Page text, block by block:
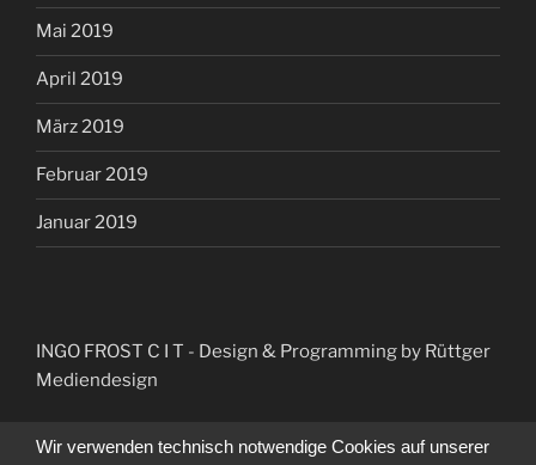
Mai 2019
April 2019
März 2019
Februar 2019
Januar 2019
INGO FROST C I T - Design & Programming by Rüttger
Mediendesign
Wir verwenden technisch notwendige Cookies auf unserer